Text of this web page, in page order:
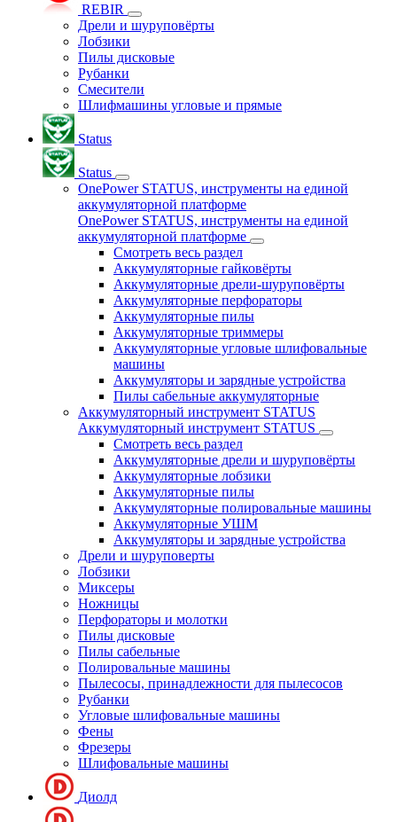
REBIR
Дрели и шуруповёрты
Лобзики
Пилы дисковые
Рубанки
Смесители
Шлифмашины угловые и прямые
Status
Status
OnePower STATUS, инструменты на единой
аккумуляторной платформе
OnePower STATUS, инструменты на единой
аккумуляторной платформе
Смотреть весь раздел
Аккумуляторные гайковёрты
Аккумуляторные дрели-шуруповёрты
Аккумуляторные перфораторы
Аккумуляторные пилы
Аккумуляторные триммеры
Аккумуляторные угловые шлифовальные
машины
Аккумуляторы и зарядные устройства
Пилы сабельные аккумуляторные
Аккумуляторный инструмент STATUS
Аккумуляторный инструмент STATUS
Смотреть весь раздел
Аккумуляторные дрели и шуруповёрты
Аккумуляторные лобзики
Аккумуляторные пилы
Аккумуляторные полировальные машины
Аккумуляторные УШМ
Аккумуляторы и зарядные устройства
Дрели и шуруповерты
Лобзики
Миксеры
Ножницы
Перфораторы и молотки
Пилы дисковые
Пилы сабельные
Полировальные машины
Пылесосы, принадлежности для пылесосов
Рубанки
Угловые шлифовальные машины
Фены
Фрезеры
Шлифовальные машины
Диолд